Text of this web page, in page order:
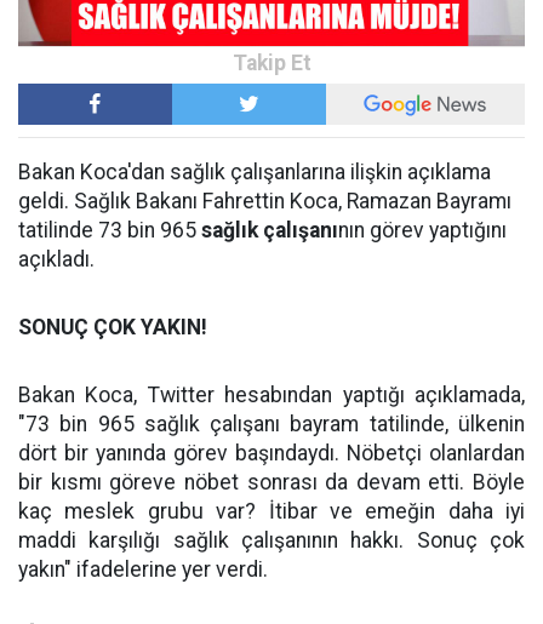
Bakan Koca'dan sağlık çalışanlarına ilişkin açıklama
geldi. Sağlık Bakanı Fahrettin Koca, Ramazan Bayramı
tatilinde 73 bin 965 sağlık çalışanının görev yaptığını
açıkladı.
SONUÇ ÇOK YAKIN!
Bakan Koca, Twitter hesabından yaptığı açıklamada,
"73 bin 965 sağlık çalışanı bayram tatilinde, ülkenin
dört bir yanında görev başındaydı. Nöbetçi olanlardan
bir kısmı göreve nöbet sonrası da devam etti. Böyle
kaç meslek grubu var? İtibar ve emeğin daha iyi
maddi karşılığı sağlık çalışanının hakkı. Sonuç çok
yakın" ifadelerine yer verdi.